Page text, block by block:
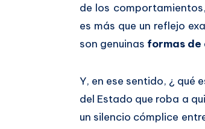
de los
es más que un reflejo
son genuinas formas de
Y, en ese sentido, ¿
del Estado que roba a
un silencio cómplice